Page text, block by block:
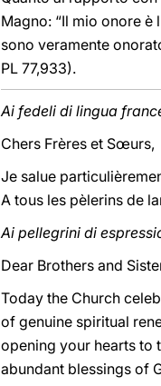
Magno: “Il mio onore
sono veramente
PL 77,933).
Ai fedeli di lingua
Chers Frères et Sœurs,
Je salue
A tous les pèlerins de
Ai pellegrini di
Dear Brothers and
Today the Church
of genuine spiritual
opening your hearts to
abundant blessings of